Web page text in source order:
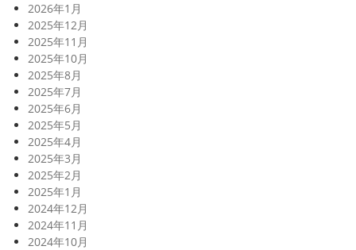
2026年1月
2025年12月
2025年11月
2025年10月
2025年8月
2025年7月
2025年6月
2025年5月
2025年4月
2025年3月
2025年2月
2025年1月
2024年12月
2024年11月
2024年10月